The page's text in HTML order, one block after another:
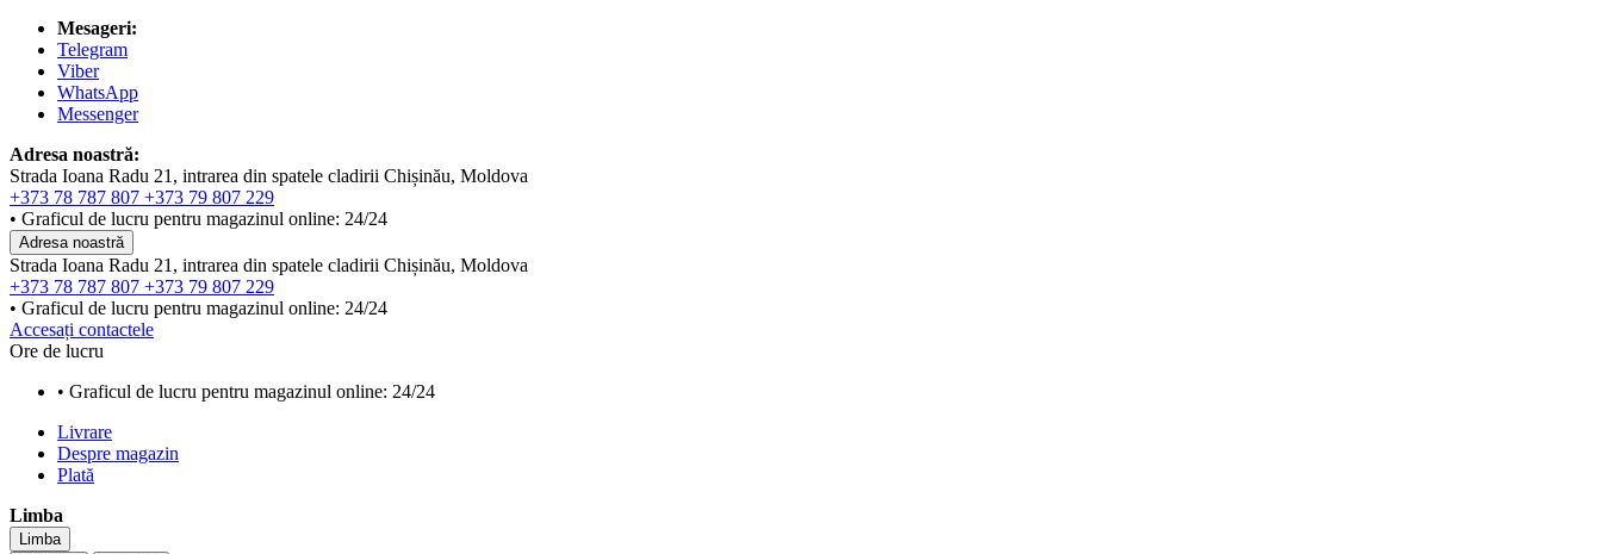
Mesageri:
Telegram
Viber
WhatsApp
Messenger
Adresa noastră:
Strada Ioana Radu 21, intrarea din spatele cladirii Chișinău, Moldova
+373 78 787 807 +373 79 807 229
• Graficul de lucru pentru magazinul online: 24/24
Adresa noastră
Strada Ioana Radu 21, intrarea din spatele cladirii Chișinău, Moldova
+373 78 787 807 +373 79 807 229
• Graficul de lucru pentru magazinul online: 24/24
Accesați contactele
Ore de lucru
• Graficul de lucru pentru magazinul online: 24/24
Livrare
Despre magazin
Plată
Limba
Limba